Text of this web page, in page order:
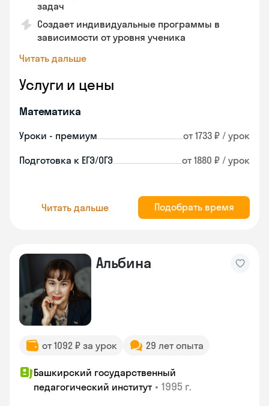
задач
Создает индивидуальные программы в
зависимости от уровня ученика
Читать дальше
Услуги и цены
Математика
Уроки - премиум от 1733 ₽ / урок
Подготовка к ЕГЭ/ОГЭ от 1880 ₽ / урок
Читать дальше Подобрать время
Альбина
от 1092 ₽ за урок 29 лет опыта
Башкирский государственный
педагогический институт • 1995 г.